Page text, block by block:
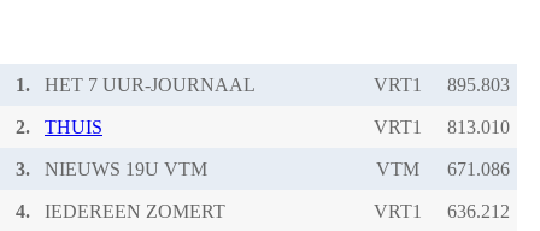
1. HET 7 UUR-JOURNAAL VRT1
2. THUIS VRT1
3. NIEUWS 19U VTM VTM
4. IEDEREEN ZOMERT VRT1